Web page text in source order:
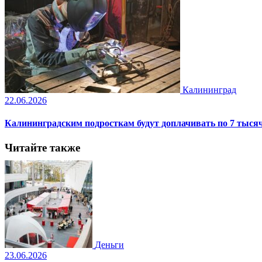
Калининград
22.06.2026
Калининградским подросткам будут доплачивать по 7
Читайте также
Деньги
23.06.2026